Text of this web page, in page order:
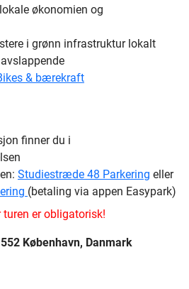
økonomien og
i grønn infrastruktur lokalt
& bærekraft
finner du i
Studiestræde 48 Parkering eller
(betaling via appen Easypark)
er obligatorisk!
København, Danmark